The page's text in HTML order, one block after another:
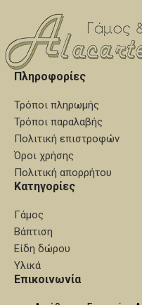
Πληροφορίες
Τρόποι πληρωμής
Τρόποι παραλαβής
Πολιτική επιστροφών
Όροι χρήσης
Πολιτική απορρήτου
Κατηγορίες
Γάμος
Βάπτιση
Είδη δώρου
Υλικά
Επικοινωνία